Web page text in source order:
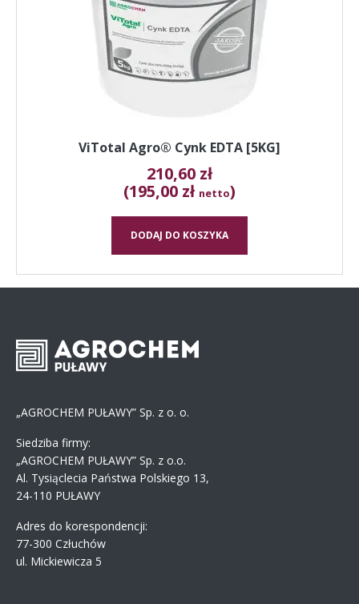
ViTotal Agro® Cynk EDTA [5KG]
210,60 zł
(195,00 zł netto)
DODAJ DO KOSZYKA
„AGROCHEM PUŁAWY” Sp. z o. o.
Siedziba firmy:
„AGROCHEM PUŁAWY” Sp. z o.o.
Al. Tysiąclecia Państwa Polskiego 13,
24-110 PUŁAWY
Adres do korespondencji:
77-300 Człuchów
ul. Mickiewicza 5